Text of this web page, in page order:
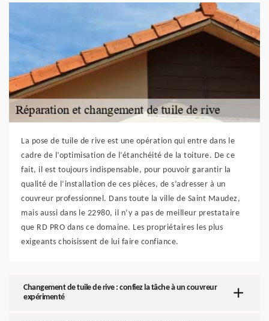
La pose de tuile de rive est une opération qui entre dans le
cadre de l’optimisation de l’étanchéité de la toiture. De ce
fait, il est toujours indispensable, pour pouvoir garantir la
qualité de l’installation de ces pièces, de s’adresser à un
couvreur professionnel. Dans toute la ville de Saint Maudez,
mais aussi dans le 22980, il n’y a pas de meilleur prestataire
que RD PRO dans ce domaine. Les propriétaires les plus
exigeants choisissent de lui faire confiance.
Changement de tuile de rive : confiez la tâche à un couvreur
expérimenté